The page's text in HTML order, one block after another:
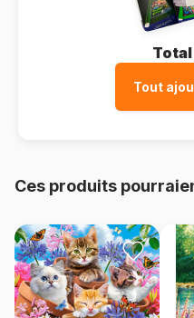
Total
Tout
Ces produits